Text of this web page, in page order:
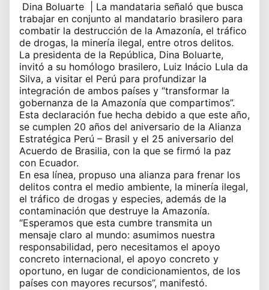
Dina Boluarte | La mandataria señaló que busca
trabajar en conjunto al mandatario brasilero para
combatir la destrucción de la Amazonía, el tráfico
de drogas, la minería ilegal, entre otros delitos.
La presidenta de la República, Dina Boluarte,
invitó a su homólogo brasilero, Luiz Inácio Lula da
Silva, a visitar el Perú para profundizar la
integración de ambos países y “transformar la
gobernanza de la Amazonía que compartimos”.
Esta declaración fue hecha debido a que este año,
se cumplen 20 años del aniversario de la Alianza
Estratégica Perú – Brasil y el 25 aniversario del
Acuerdo de Brasilia, con la que se firmó la paz
con Ecuador.
En esa línea, propuso una alianza para frenar los
delitos contra el medio ambiente, la minería ilegal,
el tráfico de drogas y especies, además de la
contaminación que destruye la Amazonía.
“Esperamos que esta cumbre transmita un
mensaje claro al mundo: asumimos nuestra
responsabilidad, pero necesitamos el apoyo
concreto internacional, el apoyo concreto y
oportuno, en lugar de condicionamientos, de los
países con mayores recursos”, manifestó.